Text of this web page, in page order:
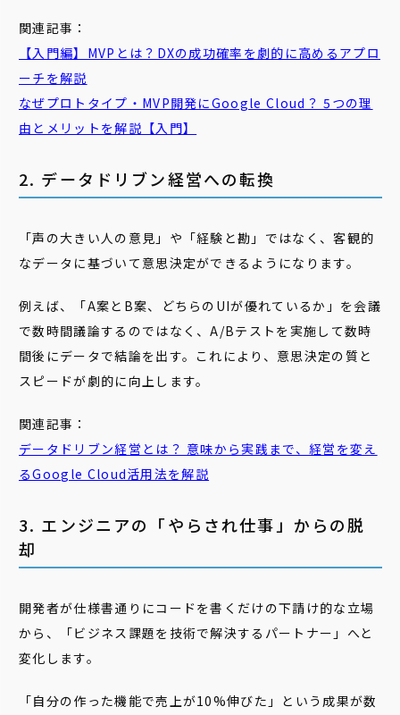
関連記事：
【入門編】MVPとは？DXの成功確率を劇的に高めるアプロ
ーチを解説
なぜプロトタイプ・MVP開発にGoogle Cloud？ 5つの理
由とメリットを解説【入門】
2. データドリブン経営への転換
「声の大きい人の意見」や「経験と勘」ではなく、客観的
なデータに基づいて意思決定ができるようになります。
例えば、「A案とB案、どちらのUIが優れているか」を会議
で数時間議論するのではなく、A/Bテストを実施して数時
間後にデータで結論を出す。これにより、意思決定の質と
スピードが劇的に向上します。
関連記事：
データドリブン経営とは？ 意味から実践まで、経営を変え
るGoogle Cloud活用法を解説
3. エンジニアの「やらされ仕事」からの脱
却
開発者が仕様書通りにコードを書くだけの下請け的な立場
から、「ビジネス課題を技術で解決するパートナー」へと
変化します。
「自分の作った機能で売上が10%伸びた」という成果が数